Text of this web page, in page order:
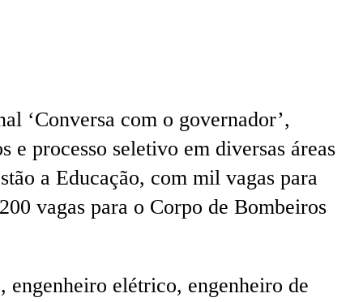
‘Conversa com o governador’,
e processo seletivo em diversas áreas
a Educação, com mil vagas para
vagas para o Corpo de Bombeiros
engenheiro elétrico, engenheiro de